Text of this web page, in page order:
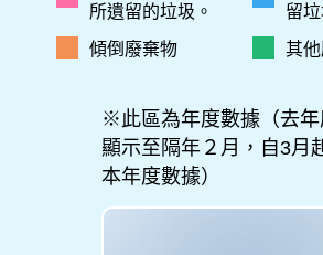
所遺留的垃圾。
留
傾倒廢棄物
其
※此區為年度數據（去年
顯示至隔年２月，自3月
本年度數據）